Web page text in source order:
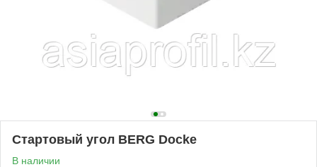
Стартовый угол BERG Docke
В наличии